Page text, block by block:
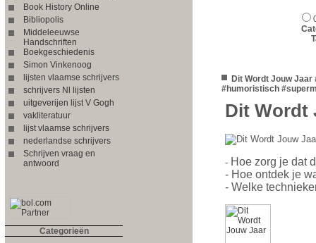
Book History Online
Bibliopolis
Middeleeuwse
Handschriften
Boekgeschiedenis
Simon Vinkenoog
lijsten vlaamse schrijvers
schrijvers Nl lijsten
uitgeverijen lijst V Gogh
vakliteratuur
lijst vlaamse schrijvers
nederlandse schrijvers
Schrijven vraag en
antwoord
Categorieën
Dit Wordt Jouw
#humoristisch
Dit Wordt
- Hoe zorg je dat
- Hoe ontdek je
- Welke